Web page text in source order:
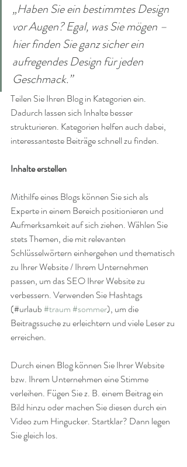
„Haben Sie ein bestimmtes Design
vor Augen? Egal, was Sie mögen –
hier finden Sie ganz sicher ein
aufregendes Design für jeden
Geschmack.”
Teilen Sie Ihren Blog in Kategorien ein.
Dadurch lassen sich Inhalte besser
strukturieren. Kategorien helfen auch dabei,
interessanteste Beiträge schnell zu finden.
Inhalte erstellen
Mithilfe eines Blogs können Sie sich als
Experte in einem Bereich positionieren und
Aufmerksamkeit auf sich ziehen. Wählen Sie
stets Themen, die mit relevanten
Schlüsselwörtern einhergehen und thematisch
zu Ihrer Website / Ihrem Unternehmen
passen, um das SEO Ihrer Website zu
verbessern. Verwenden Sie Hashtags
(#urlaub #traum#sommer), um die
Beitragssuche zu erleichtern und viele Leser zu
erreichen.
Durch einen Blog können Sie Ihrer Website
bzw. Ihrem Unternehmen eine Stimme
verleihen. Fügen Sie z. B. einem Beitrag ein
Bild hinzu oder machen Sie diesen durch ein
Video zum Hingucker. Startklar? Dann legen
Sie gleich los.